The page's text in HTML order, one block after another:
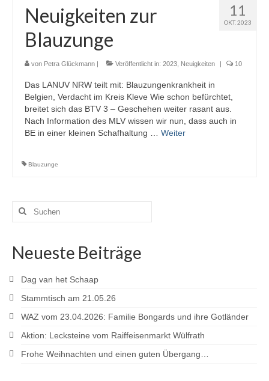
11
OKT. 2023
Neuigkeiten zur
Blauzunge
von Petra Glückmann | Veröffentlicht in: 2023 Neuigkeiten | 10
Das LANUV NRW teilt mit: Blauzungenkrankheit in
Belgien, Verdacht im Kreis Kleve Wie schon befürchtet,
breitet sich das BTV 3 – Geschehen weiter rasant aus.
Nach Information des MLV wissen wir nun, dass auch in
BE in einer kleinen Schafhaltung … Weiter
Blauzunge
Suchen
nach:
Neueste Beiträge
Dag van het Schaap
Stammtisch am 21.05.26
WAZ vom 23.04.2026: Familie Bongards und ihre Gotländer
Aktion: Lecksteine vom Raiffeisenmarkt Wülfrath
Frohe Weihnachten und einen guten Übergang…